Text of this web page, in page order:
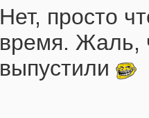
Нет, просто
время. Жаль,
выпустили